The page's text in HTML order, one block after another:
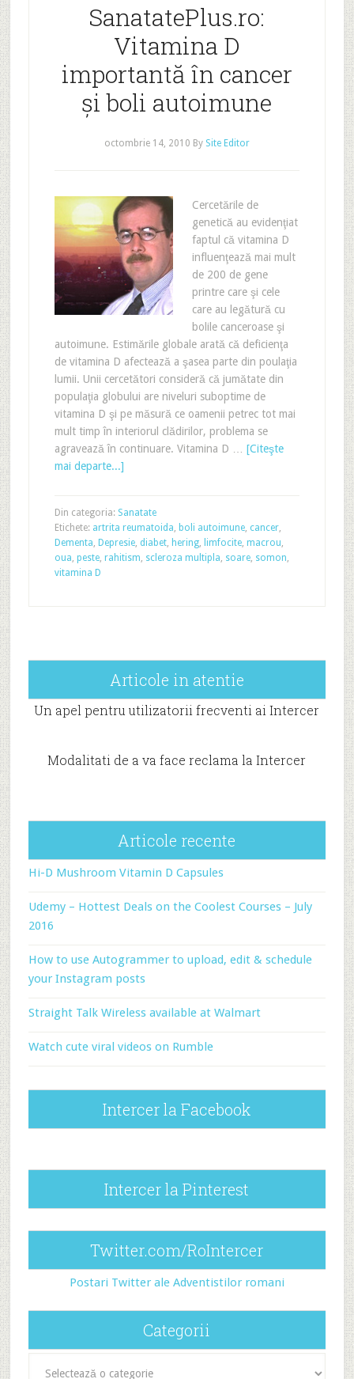
SanatatePlus.ro:
Vitamina D
importantă în cancer
şi boli autoimune
octombrie 14, 2010 By Site Editor
Cercetările de
genetică au evidenţiat
faptul că vitamina D
influenţează mai mult
de 200 de gene
printre care şi cele
care au legătură cu
bolile canceroase şi
autoimune. Estimările globale arată că deficienţa
de vitamina D afectează a şasea parte din poulaţia
lumii. Unii cercetători consideră că jumătate din
populaţia globului are niveluri suboptime de
vitamina D şi pe măsură ce oamenii petrec tot mai
mult timp în interiorul clădirilor, problema se
agravează în continuare. Vitamina D … [Citeşte
mai departe...]
Din categoria: Sanatate
Etichete: artrita reumatoida boli autoimune, cancer,
Dementa Depresie, diabet, hering, limfocite, macrou
oua peste, rahitism scleroza multipla soare, somon
vitamina D
Articole in atentie
Un apel pentru utilizatorii frecventi ai Intercer
Modalitati de a va face reclama la Intercer
Articole recente
Hi-D Mushroom Vitamin D Capsules
Udemy – Hottest Deals on the Coolest Courses – July
2016
How to use Autogrammer to upload, edit & schedule
your Instagram posts
Straight Talk Wireless available at Walmart
Watch cute viral videos on Rumble
Intercer la Facebook
Intercer la Pinterest
Twitter.com/RoIntercer
Postari Twitter ale Adventistilor romani
Categorii